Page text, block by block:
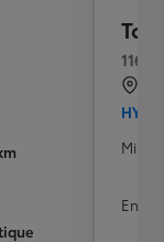
116h
Mise